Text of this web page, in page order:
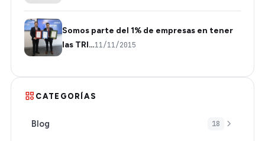
Somos parte del 1% de empresas en tener
las TRI…11/11/2015
CATEGORÍAS
Blog 18